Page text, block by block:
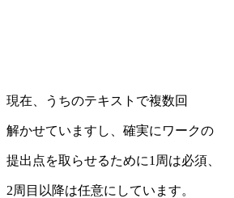
現在、うちのテキストで複数回
解かせていますし、確実にワークの
提出点を取らせるために1周は必須、
2周目以降は任意にしています。